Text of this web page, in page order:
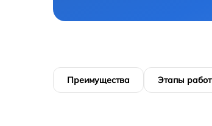
Преимущества Этапы работ